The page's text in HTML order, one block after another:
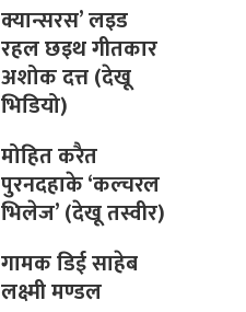
क्यान्सरस’ लइड
रहल छइथ गीतकार
अशोक दत्त (देखू
भिडियो)
मोहित करैत
पुरनदहाके ‘कल्चरल
भिलेज’ (देखू तस्वीर)
गामक डिई साहेब
लक्ष्मी मण्डल